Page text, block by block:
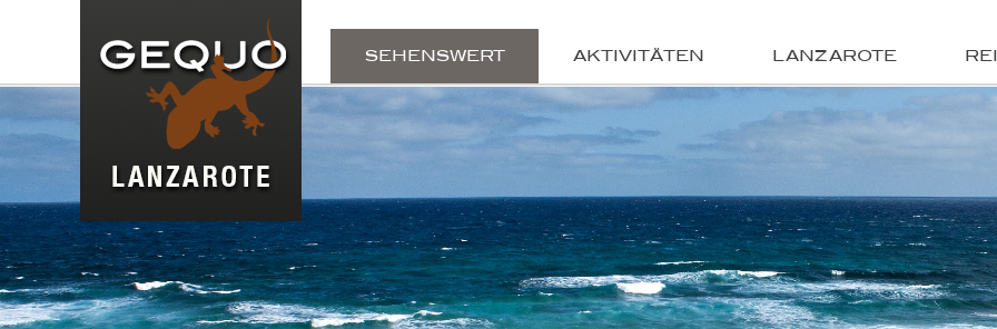
SEHENSWERT AKTIVITÄTEN LANZAROTE